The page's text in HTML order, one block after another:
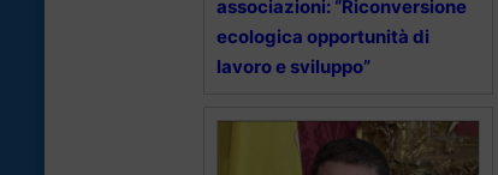
associazioni: “Riconversione
ecologica opportunità di
lavoro e sviluppo”